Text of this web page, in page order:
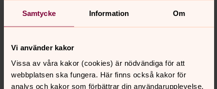
Samtycke Information Om
Vi använder kakor
Vissa av våra kakor (cookies) är nödvändiga för att
webbplatsen ska fungera. Här finns också kakor för
analys och kakor som förbättrar din användarupplevelse,
Intresseanmälan för medlemskap i
Svenska kyrkan